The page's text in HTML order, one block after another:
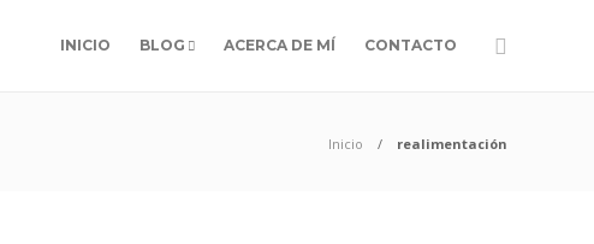
INICIO BLOG ACERCA DE MÍ CONTACTO
Inicio realimentación